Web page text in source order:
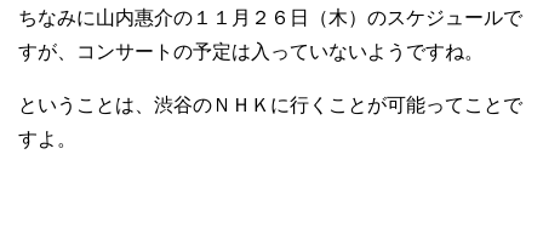
ちなみに山内惠介の１１月２６日（木）のスケジュールで
すが、コンサートの予定は入っていないようですね。
ということは、渋谷のＮＨＫに行くことが可能ってことで
すよ。